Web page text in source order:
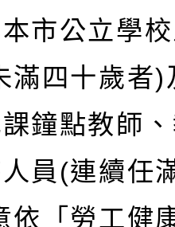
市公立學
滿四十歲者)
鐘點教師
員(連續任
依「勞工健